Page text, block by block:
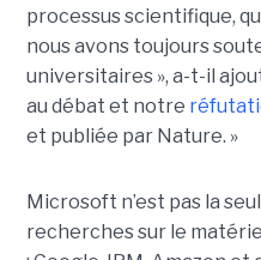
processus scientifique,
nous avons toujours
universitaires », a-t-il
au débat et notre
et publiée par Nature. »
Microsoft n’est pas la
recherches sur le